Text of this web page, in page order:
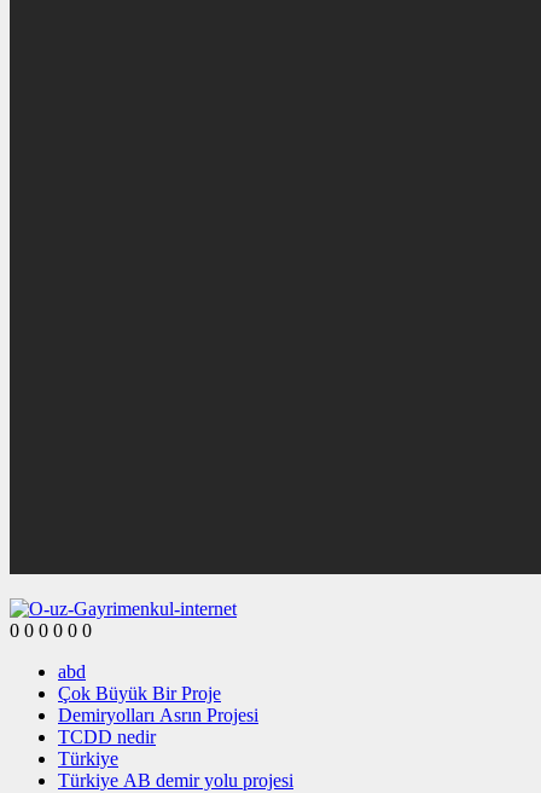
0 0 0 0 0 0
abd
Çok Büyük Bir Proje
Demiryolları Asrın Projesi
TCDD nedir
Türkiye
Türkiye AB demir yolu projesi